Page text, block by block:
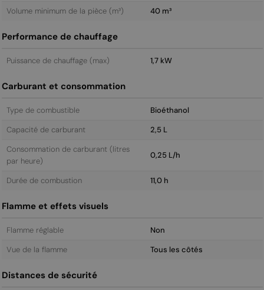
Volume minimum de la pièce (m³)
40 m³
Performance de chauffage
Puissance de chauffage (max) 1,7 kW
Carburant et consommation
Type de combustible
Bioéthanol
Capacité de carburant
2,5 L
Consommation de carburant (litres
par heure)
0,25 L/h
Durée de combustion 11,0 h
Flamme et effets visuels
Flamme réglable
Non
Vue de la flamme
Tous les côtés
Distances de sécurité